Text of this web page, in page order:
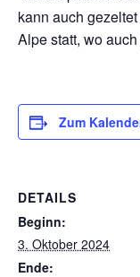
kann auch
Alpe statt, wo
Zum
DETAILS
Beginn:
3. Oktober 2024
Ende: